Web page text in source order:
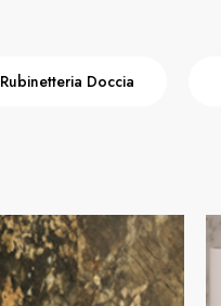
Rubinetteria Doccia